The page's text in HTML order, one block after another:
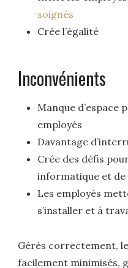
soignés
Crée l’égalité
Inconvénients
Manque d’espace
employés
Davantage
Crée des défis
informatique et de
Les employés
s’installer et à
Gérés correctement,
facilement minimisés,